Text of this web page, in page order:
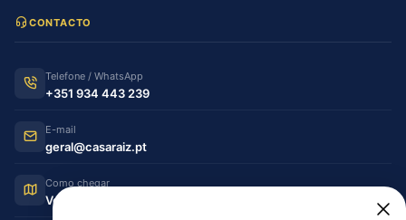
CONTACTO
Telefone / WhatsApp
+351 934 443 239
E-mail
geral@casaraiz.pt
Como chegar
Ver no Google Maps